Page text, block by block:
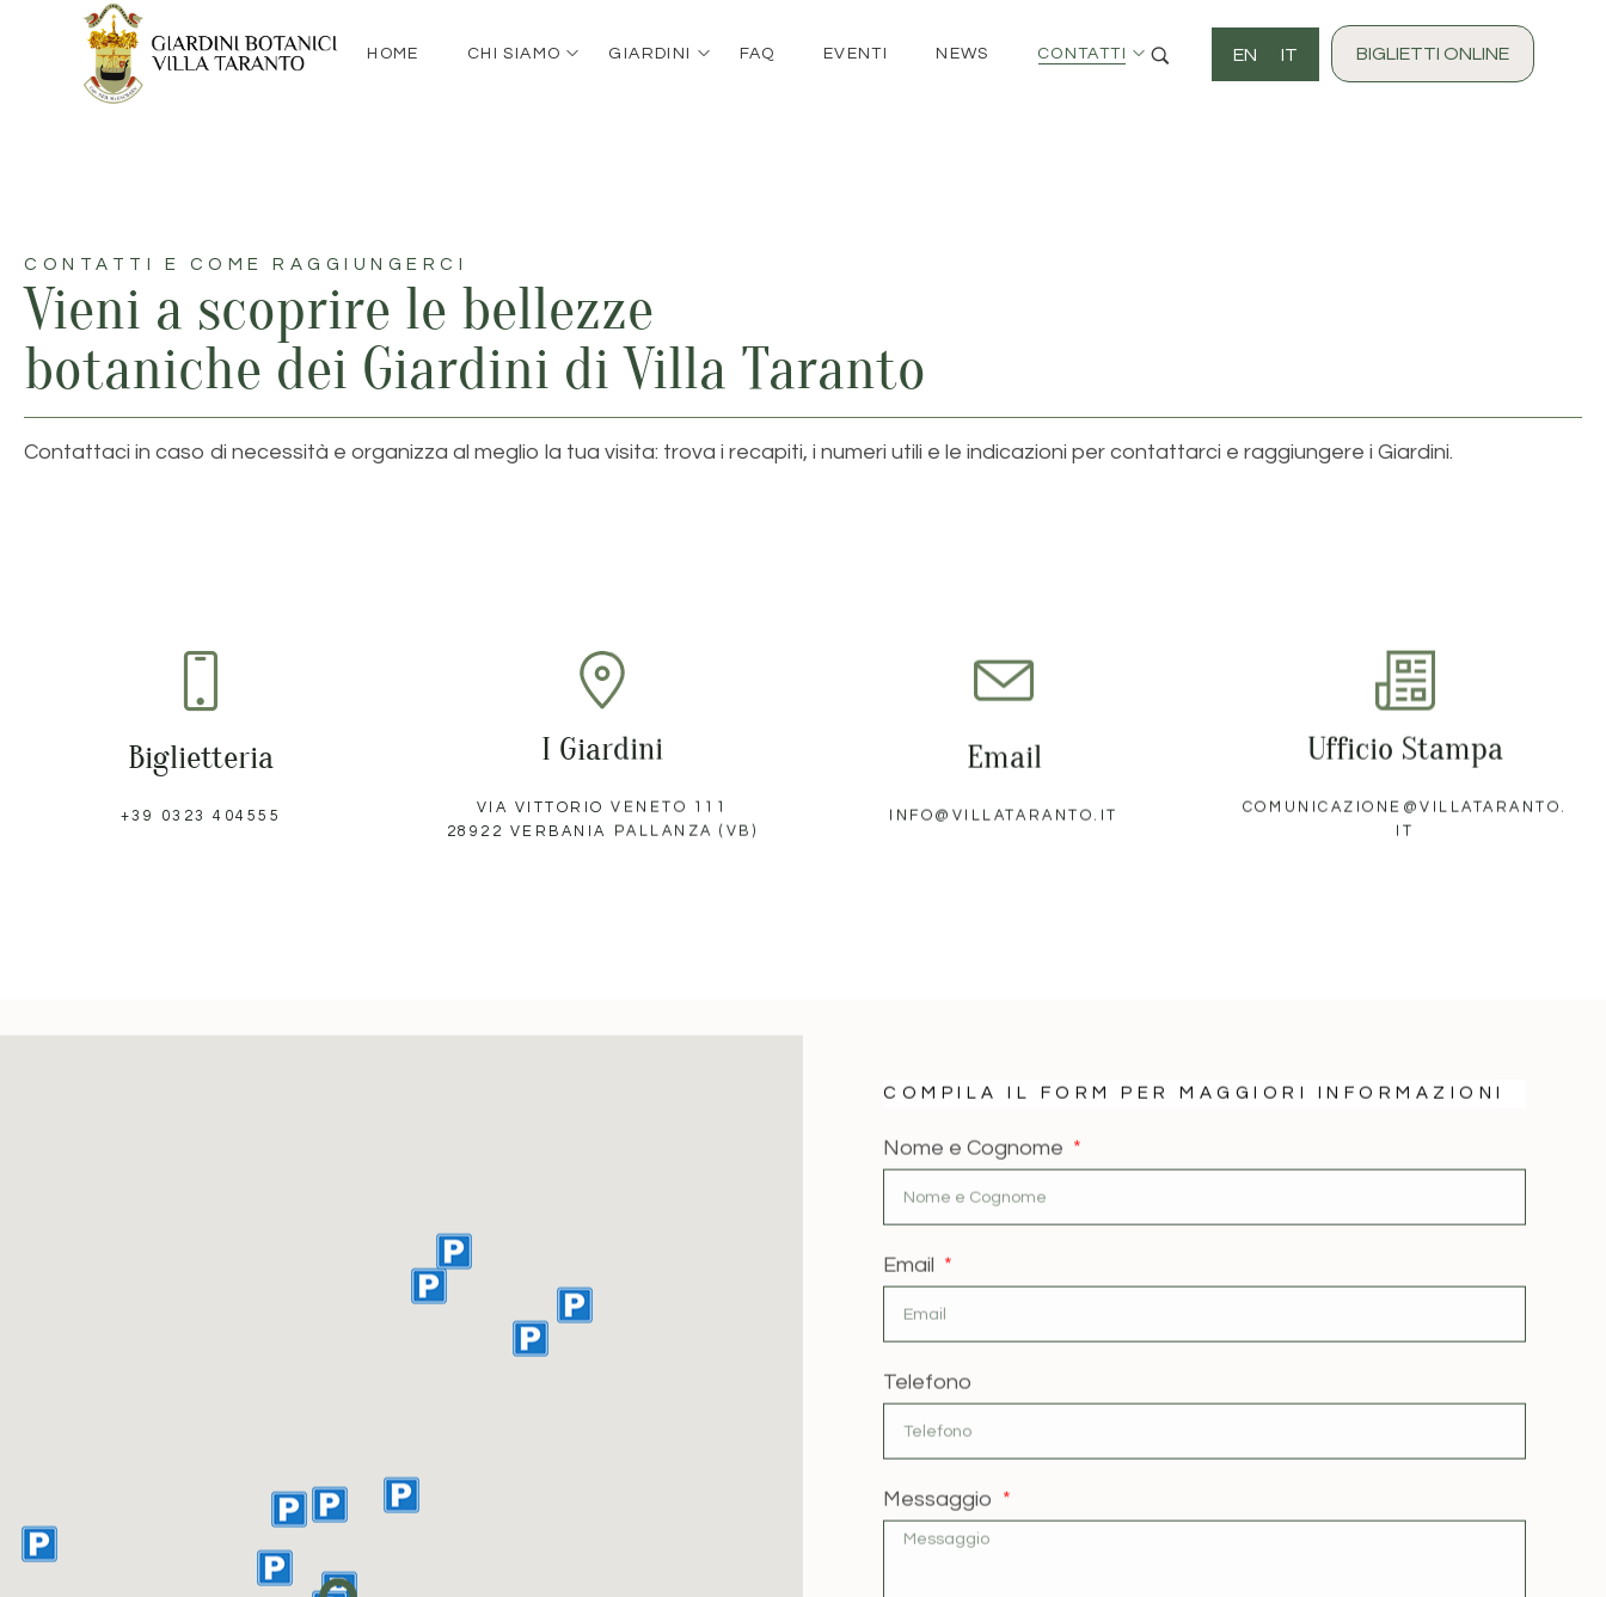
contenuto
HOME CHI SIAMO GIARDINI FAQ EVENTI NEWS CONTATTI EN IT BIGLIETTI ONLINE
CONTATTI E COME RAGGIUNGERCI
Vieni a scoprire le bellezze
botaniche dei Giardini di Villa Taranto
Contattaci in caso di necessità e organizza al meglio la tua visita: trova i recapiti, i numeri utili e le indicazioni per contattarci e raggiungere i Giardini.
Biglietteria
+39 0323 404555
I Giardini
VIA VITTORIO VENETO 111
28922 VERBANIA PALLANZA (VB)
Email
INFO@VILLATARANTO.IT
Ufficio Stampa
COMUNICAZIONE@VILLATARANTO.
IT
COMPILA IL FORM PER MAGGIORI INFORMAZIONI
Nome e Cognome
Email
Telefono
Messaggio